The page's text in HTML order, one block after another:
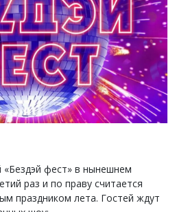
фест» в нынешнем
раз и по праву считается
праздником лета. Гостей ждут